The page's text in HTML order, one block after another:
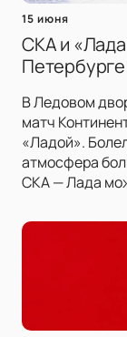
15 июня
СКА и
В Ледовом
матч
«Ладой».
атмосфера
СКА — Лада